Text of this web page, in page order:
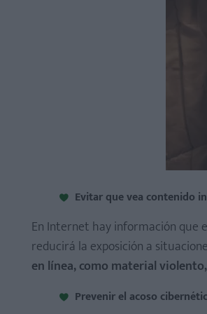
Evitar que vea contenido
En Internet hay información que
reducirá la exposición a
en línea, como material
Prevenir el acoso